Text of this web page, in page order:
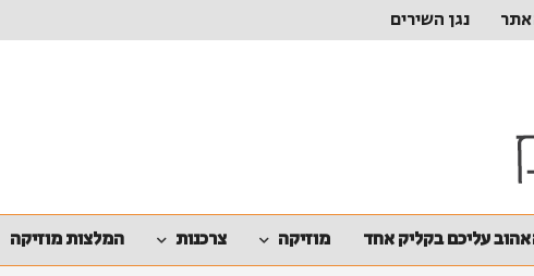
נגן השירים
עליכם בקליק אחד מוזיקה צרכנות המלצות מוזיקה